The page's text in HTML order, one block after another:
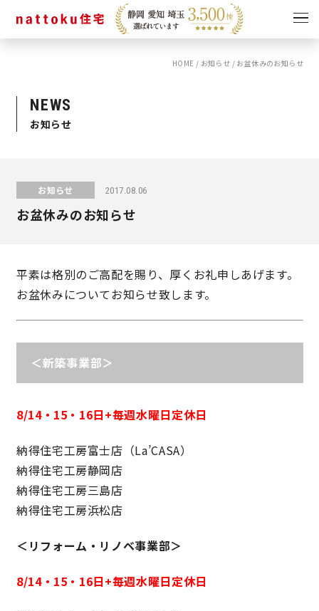
キャンペーン
ショールーム
スタッフブログ
営業時間／10:00～20:00 定休日／年末年始
タップで電話をかける
来店・見学予約
OWNER’S SITE オーナーズサイト
nattoku グループコーポレートサイト
HOME / お知らせ / お盆休みのお知らせ
NEWS
お知らせ
お知らせ 2017.08.06
お盆休みのお知らせ
平素は格別のご高配を賜り、厚くお礼申しあげます。
お盆休みについてお知らせ致します。
＜新築事業部＞
8/14・15・16日+毎週水曜日定休日
納得住宅工房富士店（La’CASA）
納得住宅工房静岡店
納得住宅工房三島店
納得住宅工房浜松店
＜リフォーム・リノベ事業部＞
8/14・15・16日+毎週水曜日定休日